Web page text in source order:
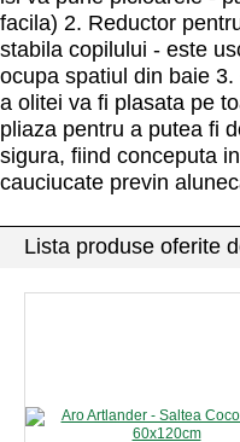
facila) 2. Reductor
stabila copilului - este
ocupa spatiul din baie
a olitei va fi plasata pe
pliaza pentru a putea fi
sigura, fiind conceputa
cauciucate previn
Lista produse oferite